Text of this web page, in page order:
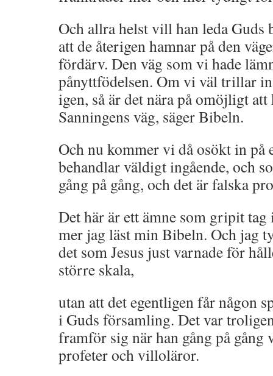
Och allra helst vill han leda Guds
att de återigen hamnar på den
fördärv. Den väg som vi hade
pånyttfödelsen. Om vi väl trillar
igen, så är det nära på omöjligt
Sanningens väg, säger Bibeln.
Och nu kommer vi då osökt in på
behandlar väldigt ingående, och
gång på gång, och det är falska
Det här är ett ämne som gripit
mer jag läst min Bibeln. Och jag
det som Jesus just varnade för
större skala,
utan att det egentligen får någon
i Guds församling. Det var
framför sig när han gång på gång
profeter och villoläror.